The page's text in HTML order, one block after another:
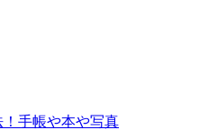
手帳や本や写真